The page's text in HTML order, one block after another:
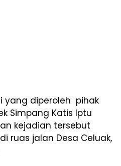
yang diperoleh pihak
Simpang Katis Iptu
kejadian tersebut
ruas jalan Desa Celuak,